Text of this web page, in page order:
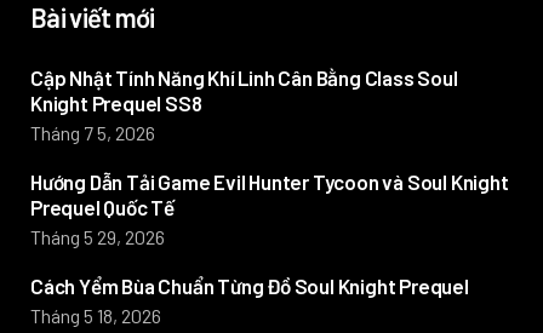
Bài viết mới
Cập Nhật Tính Năng Khí Linh Cân Bằng Class Soul
Knight Prequel SS8
Tháng 7 5, 2026
Hướng Dẫn Tải Game Evil Hunter Tycoon và Soul Knight
Prequel Quốc Tế
Tháng 5 29, 2026
Cách Yểm Bùa Chuẩn Từng Đồ Soul Knight Prequel
Tháng 5 18, 2026